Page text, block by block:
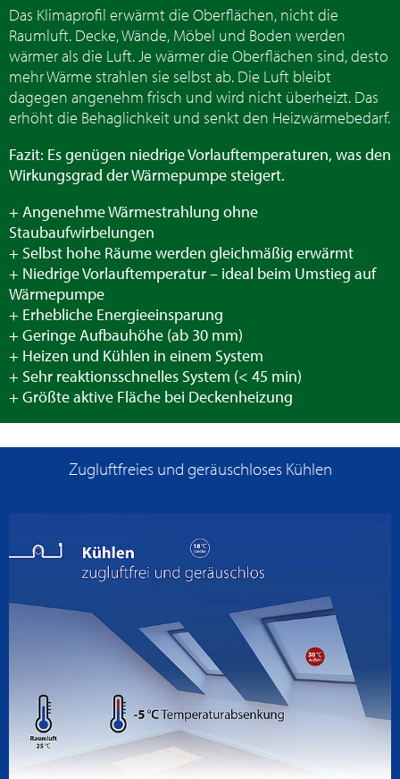
Das Klimaprofil erwärmt die Oberflächen, nicht die
Raumluft. Decke, Wände, Möbel und Boden werden
wärmer als die Luft. Je wärmer die Oberflächen sind, desto
mehr Wärme strahlen sie selbst ab. Die Luft bleibt
dagegen angenehm frisch und wird nicht überheizt. Das
erhöht die Behaglichkeit und senkt den Heizwärmebedarf.
Fazit: Es genügen niedrige Vorlauftemperaturen, was den
Wirkungsgrad der Wärmepumpe steigert.
+ Angenehme Wärmestrahlung ohne
Staubaufwirbelungen
+ Selbst hohe Räume werden gleichmäßig erwärmt
+ Niedrige Vorlauftemperatur – ideal beim Umstieg auf
Wärmepumpe
+ Erhebliche Energieeinsparung
+ Geringe Aufbauhöhe (ab 30 mm)
+ Heizen und Kühlen in einem System
+ Sehr reaktionsschnelles System (< 45 min)
+ Größte aktive Fläche bei Deckenheizung
Zugluftfreies und geräuschloses Kühlen